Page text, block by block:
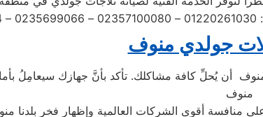
جولدي منوف
أن يُحلِّ كافة مشاكلك. تأكد بأنَّ جهازك سيعامِلُ
منوف
منافسة أقوى الشركات العالمية وإظهار فخر بلدنا